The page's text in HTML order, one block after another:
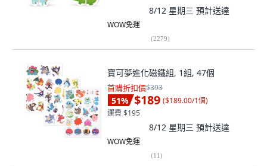
8/12 星期三 預計送達
WOW免運
(2279)
寶可夢進化磁鐵組, 1組, 47個
首購折扣價$393
51% $189 ($189.00/1個)
運費 $195
8/12 星期三 預計送達
WOW免運
(11)